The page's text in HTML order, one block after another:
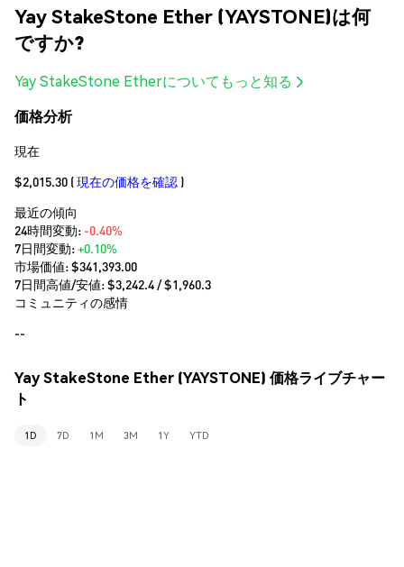
Yay StakeStone Ether (YAYSTONE)は何
ですか?
Yay StakeStone Etherについてもっと知る
価格分析
現在
$2,015.30 (現在の価格を確認 )
最近の傾向
24時間変動: -0.40%
7日間変動:+0.10%
市場価値:$341,393.00
7日間高値/安値: $3,242.4/ $1,960.3
コミュニティの感情
--
Yay StakeStone Ether (YAYSTONE) 価格ライブチャー
ト
1D 7D 1M 3M 1Y YTD